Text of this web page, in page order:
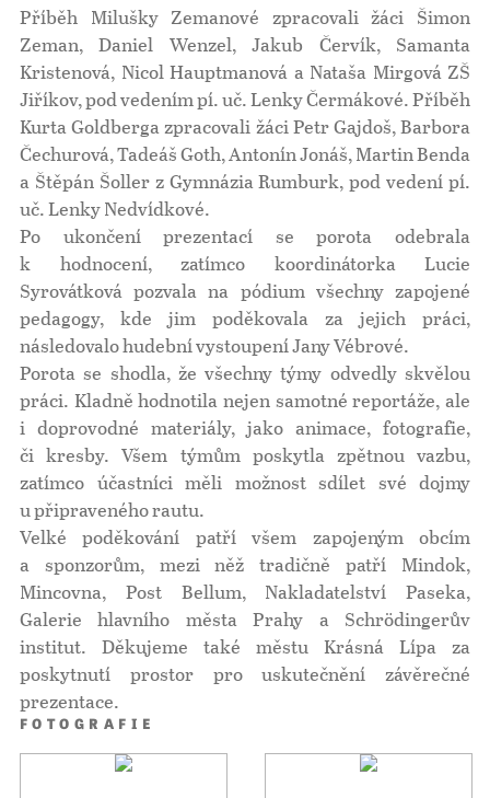
Příběh Milušky Zemanové zpracovali žáci Šimon
Zeman, Daniel Wenzel, Jakub Červík, Samanta
Kristenová, Nicol Hauptmanová a Nataša Mirgová ZŠ
Jiříkov, pod vedením pí. uč. Lenky Čermákové. Příběh
Kurta Goldberga zpracovali žáci Petr Gajdoš, Barbora
Čechurová, Tadeáš Goth, Antonín Jonáš, Martin Benda
a Štěpán Šoller z Gymnázia Rumburk, pod vedení pí.
uč. Lenky Nedvídkové.
Po ukončení prezentací se porota odebrala
k hodnocení, zatímco koordinátorka Lucie
Syrovátková pozvala na pódium všechny zapojené
pedagogy, kde jim poděkovala za jejich práci,
následovalo hudební vystoupení Jany Vébrové.
Porota se shodla, že všechny týmy odvedly skvělou
práci. Kladně hodnotila nejen samotné reportáže, ale
i doprovodné materiály, jako animace, fotografie,
či kresby. Všem týmům poskytla zpětnou vazbu,
zatímco účastníci měli možnost sdílet své dojmy
u připraveného rautu.
Velké poděkování patří všem zapojeným obcím
a sponzorům, mezi něž tradičně patří Mindok,
Mincovna, Post Bellum, Nakladatelství Paseka,
Galerie hlavního města Prahy a Schrödingerův
institut. Děkujeme také městu Krásná Lípa za
poskytnutí prostor pro uskutečnění závěrečné
prezentace.
FOTOGRAFIE